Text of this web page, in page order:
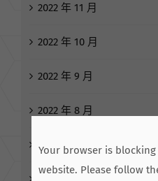
2022 年 11 月
2022 年 10 月
2022 年 9 月
2022 年 8 月
2022 年 7 月
Your browser is
website. Please follow